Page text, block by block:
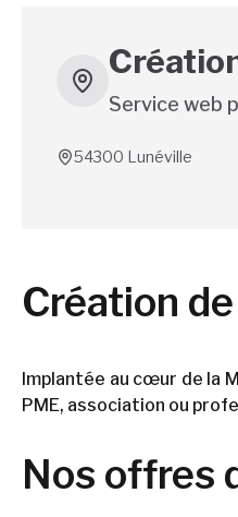
Service web
54300 Lunéville
Création
Implantée au cœur de la
PME, association ou
Nos offres